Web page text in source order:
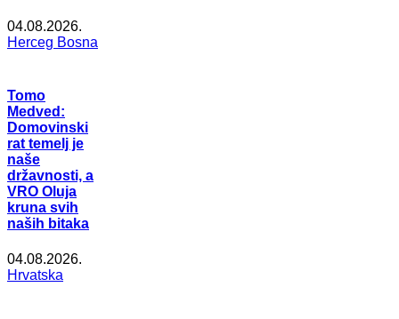
04.08.2026.
Herceg Bosna
Tomo
Medved:
Domovinski
rat temelj je
naše
državnosti, a
VRO Oluja
kruna svih
naših bitaka
04.08.2026.
Hrvatska